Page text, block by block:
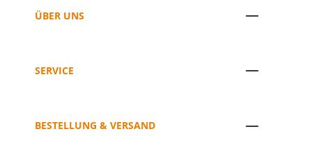
ÜBER UNS
SERVICE
BESTELLUNG & VERSAND